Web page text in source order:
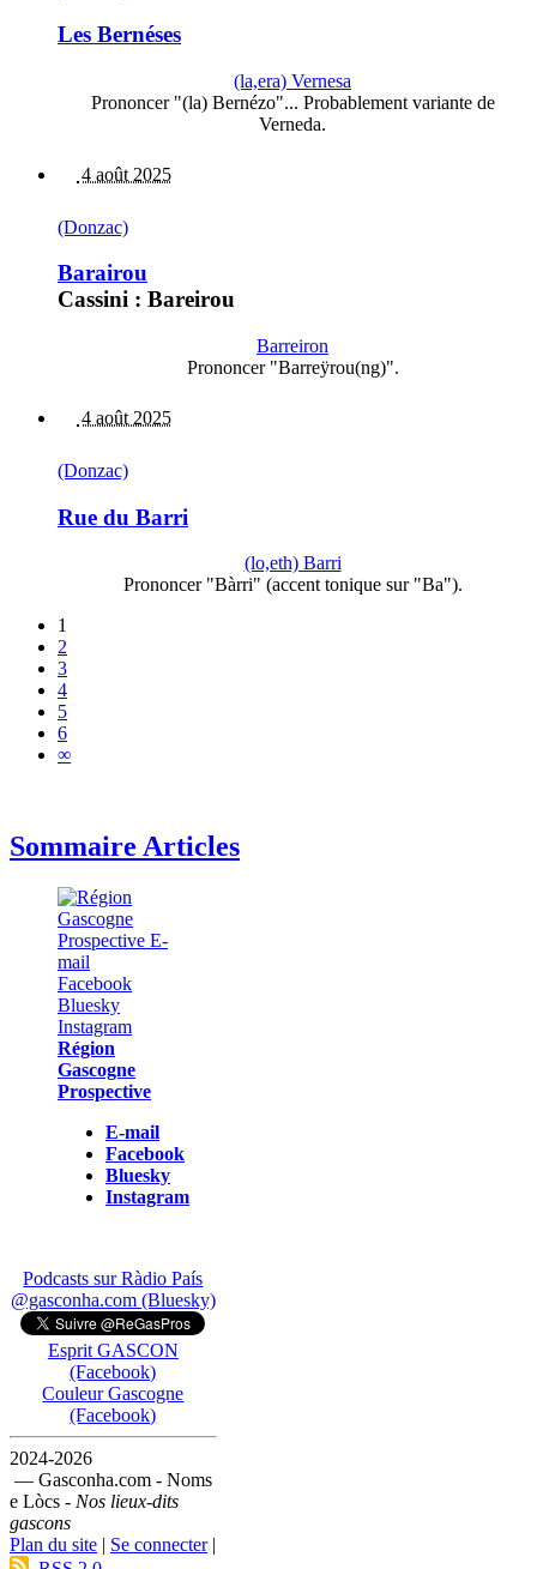
Les Bernéses
(la,era) Vernesa
Prononcer "(la) Bernézo"... Probablement variante de
Verneda.
4 août 2025
(Donzac)
Barairou
Cassini : Bareirou
Barreiron
Prononcer "Barreÿrou(ng)".
4 août 2025
(Donzac)
Rue du Barri
(lo,eth) Barri
Prononcer "Bàrri" (accent tonique sur "Ba").
1
2
3
4
5
6
∞
Sommaire Articles
Région
Gascogne
Prospective
E-mail
Facebook
Bluesky
Instagram
Podcasts sur Ràdio País
@gasconha.com (Bluesky)
Esprit GASCON
(Facebook)
Couleur Gascogne
(Facebook)
2024-2026
— Gasconha.com - Noms
e Lòcs - Nos lieux-dits
gascons
Plan du site | Se connecter|